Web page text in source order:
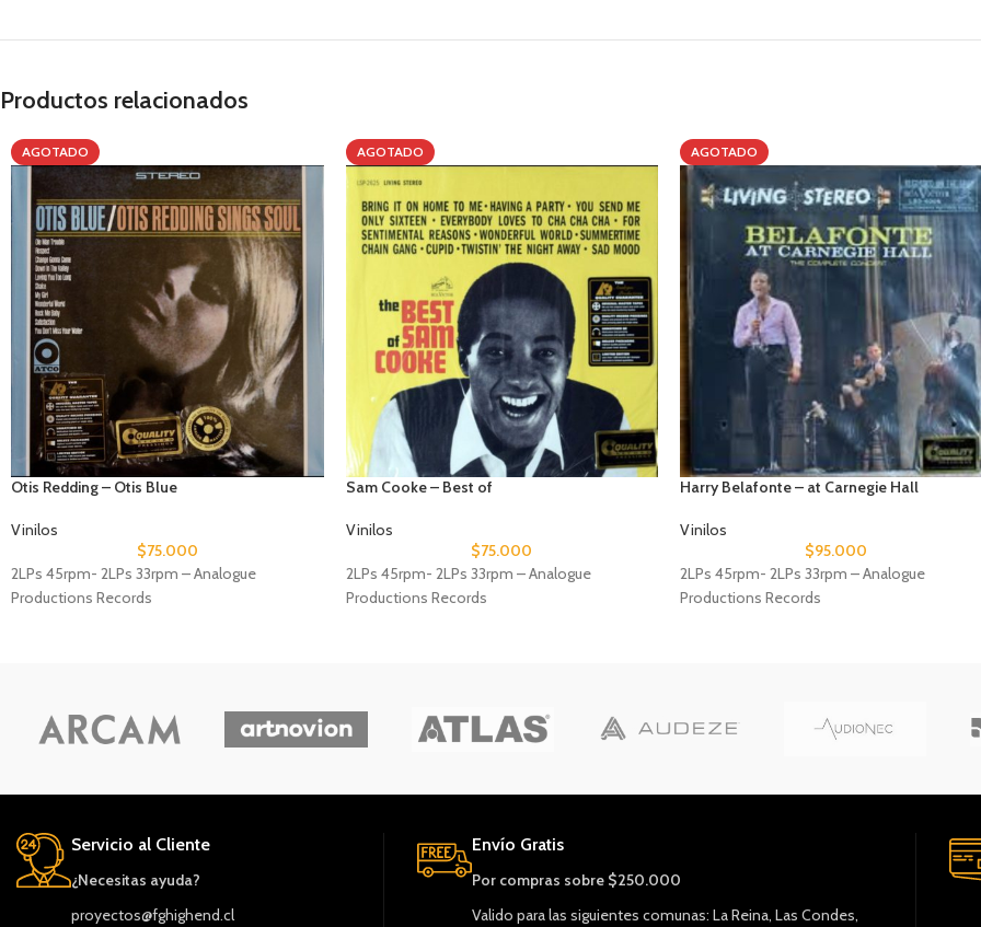
Productos relacionados
AGOTADO
Otis Redding – Otis Blue
Vinilos
$75.000
2LPs 45rpm- 2LPs 33rpm – Analogue
Productions Records
AGOTADO
Sam Cooke – Best of
Vinilos
$75.000
2LPs 45rpm- 2LPs 33rpm – Analogue
Productions Records
AGOTADO
Harry Belafonte – at Carnegie Hall
Vinilos
$95.000
2LPs 45rpm- 2LPs 33rpm – Analogue
Productions Records
Servicio al Cliente
¿Necesitas ayuda?
proyectos@fghighend.cl
Envío Gratis
Por compras sobre $250.000
Valido para las siguientes comunas: La Reina, Las Condes,